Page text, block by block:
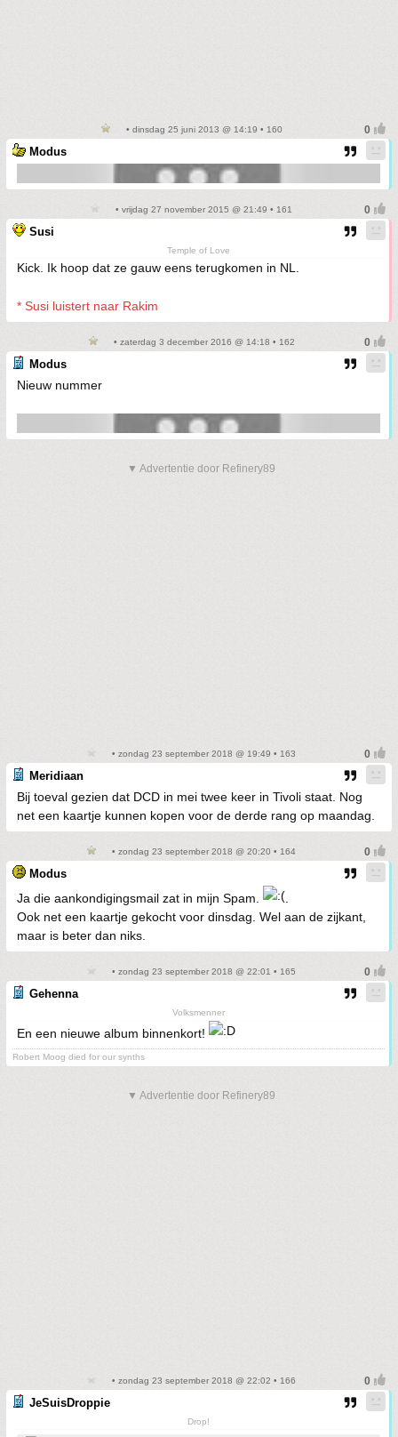
• dinsdag 25 juni 2013 @ 14:19 • 160
Modus
• vrijdag 27 november 2015 @ 21:49 • 161
Susi
Temple of Love
Kick. Ik hoop dat ze gauw eens terugkomen in NL.
* Susi luistert naar Rakim
• zaterdag 3 december 2016 @ 14:18 • 162
Modus
Nieuw nummer
▼ Advertentie door Refinery89
• zondag 23 september 2018 @ 19:49 • 163
Meridiaan
Bij toeval gezien dat DCD in mei twee keer in Tivoli staat. Nog
net een kaartje kunnen kopen voor de derde rang op maandag.
• zondag 23 september 2018 @ 20:20 • 164
Modus
Ja die aankondigingsmail zat in mijn Spam.
Ook net een kaartje gekocht voor dinsdag. Wel aan de zijkant,
maar is beter dan niks.
• zondag 23 september 2018 @ 22:01 • 165
Gehenna
Volksmenner
En een nieuwe album binnenkort!
Robert Moog died for our synths
▼ Advertentie door Refinery89
• zondag 23 september 2018 @ 22:02 • 166
JeSuisDroppie
Drop!